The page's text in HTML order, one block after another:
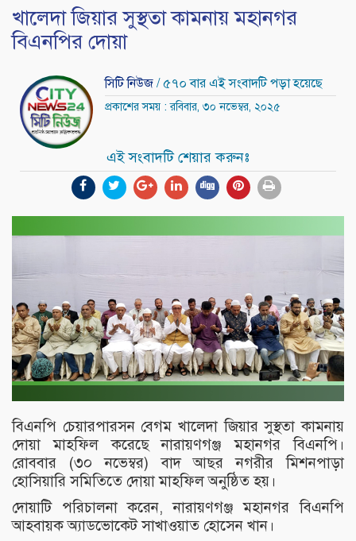
খালেদা জিয়ার সুস্থতা কামনায় মহানগর
বিএনপির দোয়া
সিটি নিউজ / ৫৭০ বার এই সংবাদটি পড়া হয়েছে
প্রকাশের সময় : রবিবার, ৩০ নভেম্বর, ২০২৫
এই সংবাদটি শেয়ার করুনঃ
বিএনপি চেয়ারপারসন বেগম খালেদা জিয়ার সুস্থতা কামনায়
দোয়া মাহফিল করেছে নারায়ণগঞ্জ মহানগর বিএনপি।
রোববার (৩০ নভেম্বর) বাদ আছর নগরীর মিশনপাড়া
হোসিয়ারি সমিতিতে দোয়া মাহফিল অনুষ্ঠিত হয়।
দোয়াটি পরিচালনা করেন, নারায়ণগঞ্জ মহানগর বিএনপি
আহবায়ক অ্যাডভোকেট সাখাওয়াত হোসেন খান।